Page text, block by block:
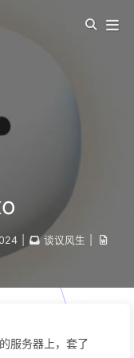
谈议风生
服务器上，套了